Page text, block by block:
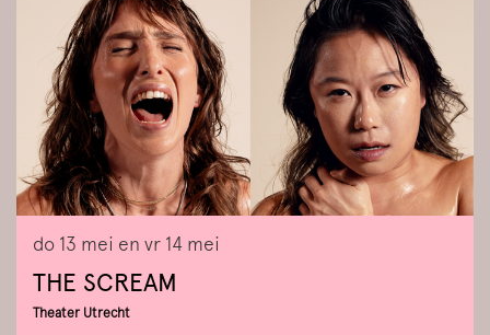
THE SCREAM
Theater Utrecht
do 13 mei en vr 14 mei